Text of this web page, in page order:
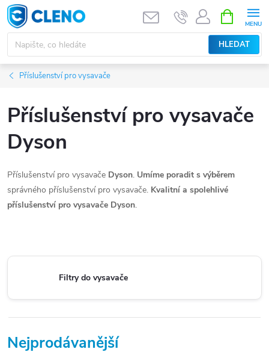
Přejít
na
obsah
HLEDAT
NÁKUPNÍ
KOŠÍK
Příslušenství pro vysavače
Příslušenství pro vysavače
Dyson
Příslušenství pro vysavače Dyson. Umíme poradit s výběrem
správného příslušenství pro vysavače. Kvalitní a spolehlivé
příslušenství pro vysavače Dyson.
Filtry do vysavače
Nejprodávanější